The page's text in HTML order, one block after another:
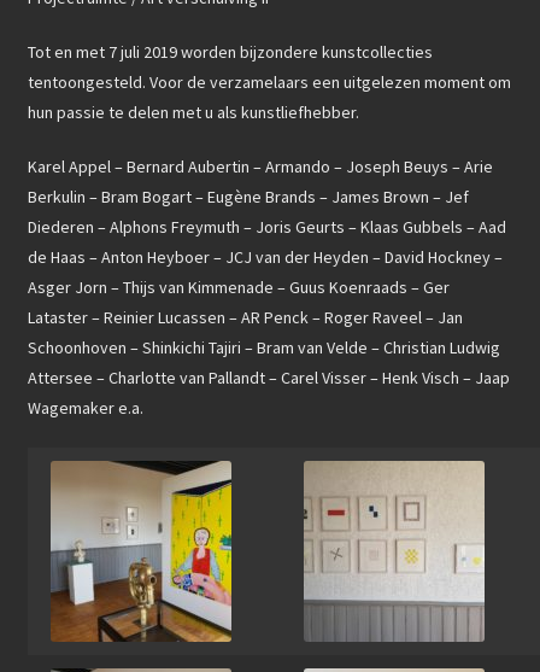
Tot en met 7 juli 2019 worden bijzondere kunstcollecties
tentoongesteld. Voor de verzamelaars een uitgelezen moment om
hun passie te delen met u als kunstliefhebber.
Karel Appel – Bernard Aubertin – Armando – Joseph Beuys – Arie
Berkulin – Bram Bogart – Eugène Brands – James Brown – Jef
Diederen – Alphons Freymuth – Joris Geurts – Klaas Gubbels – Aad
de Haas – Anton Heyboer – JCJ van der Heyden – David Hockney –
Asger Jorn – Thijs van Kimmenade – Guus Koenraads – Ger
Lataster – Reinier Lucassen – AR Penck – Roger Raveel – Jan
Schoonhoven – Shinkichi Tajiri – Bram van Velde – Christian Ludwig
Attersee – Charlotte van Pallandt – Carel Visser – Henk Visch – Jaap
Wagemaker e.a.